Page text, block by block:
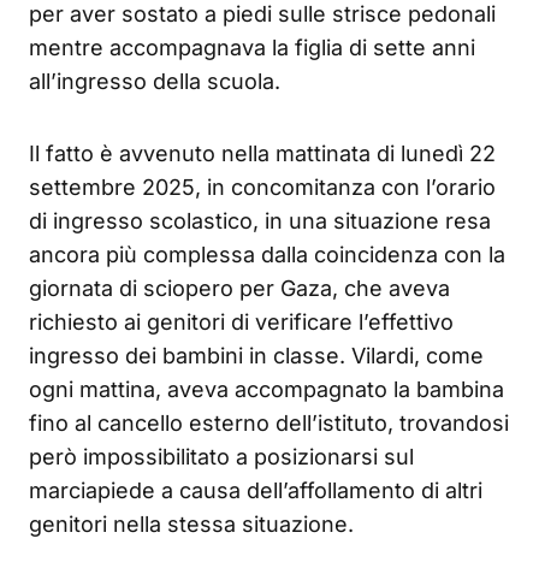
per aver sostato a piedi sulle strisce pedonali
mentre accompagnava la figlia di sette anni
all’ingresso della scuola.
Il fatto è avvenuto nella mattinata di lunedì 22
settembre 2025, in concomitanza con l’orario
di ingresso scolastico, in una situazione resa
ancora più complessa dalla coincidenza con la
giornata di sciopero per Gaza, che aveva
richiesto ai genitori di verificare l’effettivo
ingresso dei bambini in classe. Vilardi, come
ogni mattina, aveva accompagnato la bambina
fino al cancello esterno dell’istituto, trovandosi
però impossibilitato a posizionarsi sul
marciapiede a causa dell’affollamento di altri
genitori nella stessa situazione.